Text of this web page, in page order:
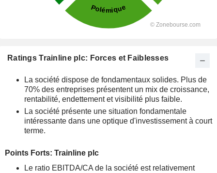
Ratings Trainline plc: Forces et Faiblesses
La société dispose de fondamentaux solides. Plus de
70% des entreprises présentent un mix de croissance,
rentabilité, endettement et visibilité plus faible.
La société présente une situation fondamentale
intéressante dans une optique d'investissement à court
terme.
Points Forts: Trainline plc
Le ratio EBITDA/CA de la société est relativement